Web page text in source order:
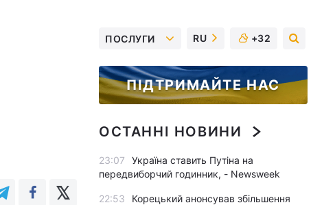
ПОСЛУГИ RU +32
ПІДТРИМАЙТЕ НАС
ОСТАННІ НОВИНИ
23:07
Україна ставить Путіна на
передвиборчий годинник, - Newsweek
22:53
Корецький анонсував збільшення